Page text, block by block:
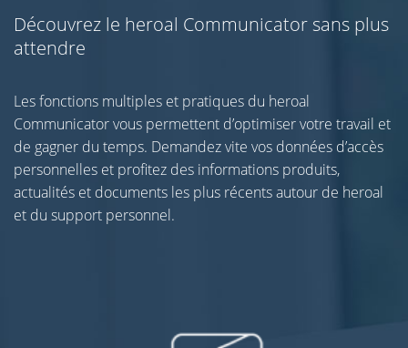
Découvrez le heroal Communicator sans plus
attendre
Les fonctions multiples et pratiques du heroal
Communicator vous permettent d’optimiser votre travail et
de gagner du temps. Demandez vite vos données d’accès
personnelles et profitez des informations produits,
actualités et documents les plus récents autour de heroal
et du support personnel.